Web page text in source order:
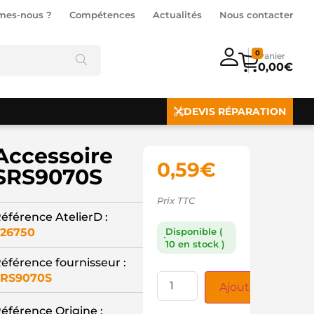
nous ? Compétences Actualités Nous contacter
0,00€
0
DEVIS RÉPARATION
AtelierD :
fournisseur :
Origine :
0,59€
Prix TTC
Disponible (
10 en stock )
Ajouter au